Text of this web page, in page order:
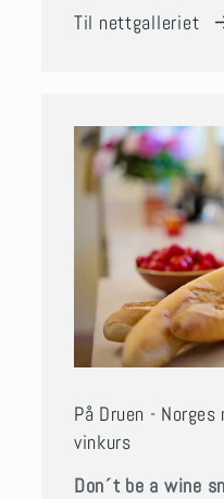
Til nettgalleriet
På Druen -
vinkurs
Don´t be a wine